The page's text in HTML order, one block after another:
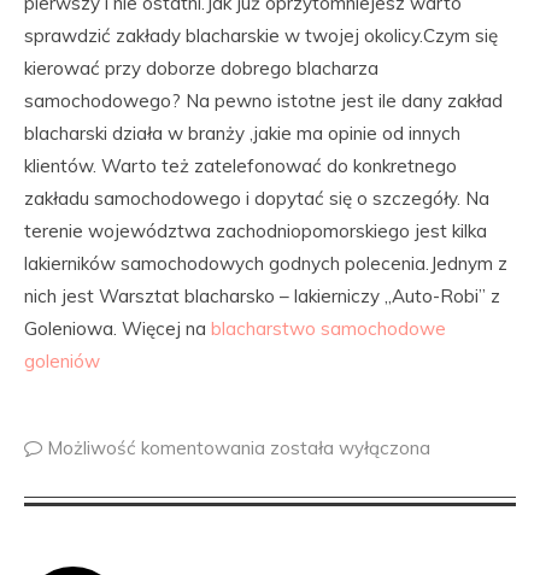
sprawdzić zakłady blacharskie w twojej okolicy.Czym się
kierować przy doborze dobrego blacharza
samochodowego? Na pewno istotne jest ile dany zakład
blacharski działa w branży ,jakie ma opinie od innych
klientów. Warto też zatelefonować do konkretnego
zakładu samochodowego i dopytać się o szczegóły. Na
terenie województwa zachodniopomorskiego jest kilka
lakierników samochodowych godnych polecenia.Jednym z
nich jest Warsztat blacharsko – lakierniczy „Auto-Robi” z
Goleniowa. Więcej na blacharstwo samochodowe
goleniów
Możliwość komentowania została wyłączona